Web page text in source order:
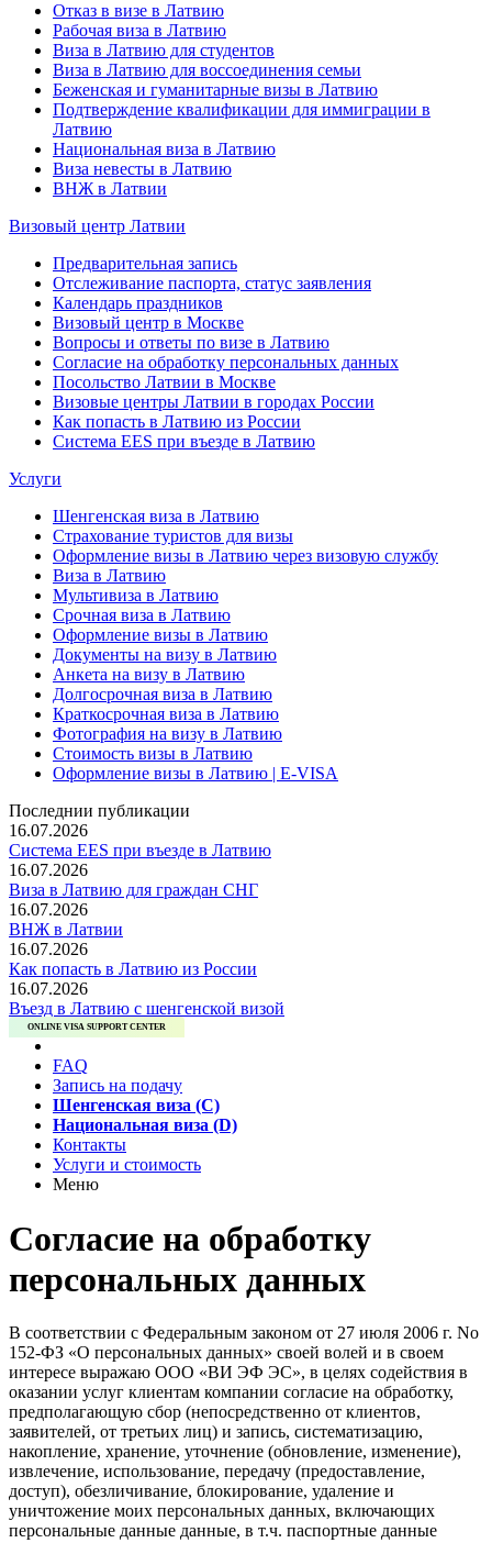
Отказ в визе в Латвию
Рабочая виза в Латвию
Виза в Латвию для студентов
Виза в Латвию для воссоединения семьи
Беженская и гуманитарные визы в Латвию
Подтверждение квалификации для иммиграции в
Латвию
Национальная виза в Латвию
Виза невесты в Латвию
ВНЖ в Латвии
Визовый центр Латвии
Предварительная запись
Отслеживание паспорта, статус заявления
Календарь праздников
Визовый центр в Москве
Вопросы и ответы по визе в Латвию
Согласие на обработку персональных данных
Посольство Латвии в Москве
Визовые центры Латвии в городах России
Как попасть в Латвию из России
Система EES при въезде в Латвию
Услуги
Шенгенская виза в Латвию
Страхование туристов для визы
Оформление визы в Латвию через визовую службу
Виза в Латвию
Мультивиза в Латвию
Срочная виза в Латвию
Оформление визы в Латвию
Документы на визу в Латвию
Анкета на визу в Латвию
Долгосрочная виза в Латвию
Краткосрочная виза в Латвию
Фотография на визу в Латвию
Стоимость визы в Латвию
Оформление визы в Латвию | E-VISA
Последнии публикации
16.07.2026
Система EES при въезде в Латвию
16.07.2026
Виза в Латвию для граждан СНГ
16.07.2026
ВНЖ в Латвии
16.07.2026
Как попасть в Латвию из России
16.07.2026
Въезд в Латвию с шенгенской визой
ONLINE VISA SUPPORT CENTER
FAQ
Запись на подачу
Шенгенская виза (C)
Национальная виза (D)
Контакты
Услуги и стоимость
Меню
Согласие на обработку
персональных данных
В соответствии с Федеральным законом от 27 июля 2006 г. No
152-ФЗ «О персональных данных» своей волей и в своем
интересе выражаю ООО «ВИ ЭФ ЭС», в целях содействия в
оказании услуг клиентам компании согласие на обработку,
предполагающую сбор (непосредственно от клиентов,
заявителей, от третьих лиц) и запись, систематизацию,
накопление, хранение, уточнение (обновление, изменение),
извлечение, использование, передачу (предоставление,
доступ), обезличивание, блокирование, удаление и
уничтожение моих персональных данных, включающих
персональные данные данные, в т.ч. паспортные данные